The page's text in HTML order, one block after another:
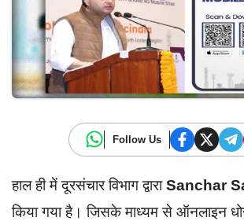
Follow Us
हाल ही में दूरसंचार विभाग द्वाराSanchar
किया गया है। जिसके माध्यम से ऑनलाइन